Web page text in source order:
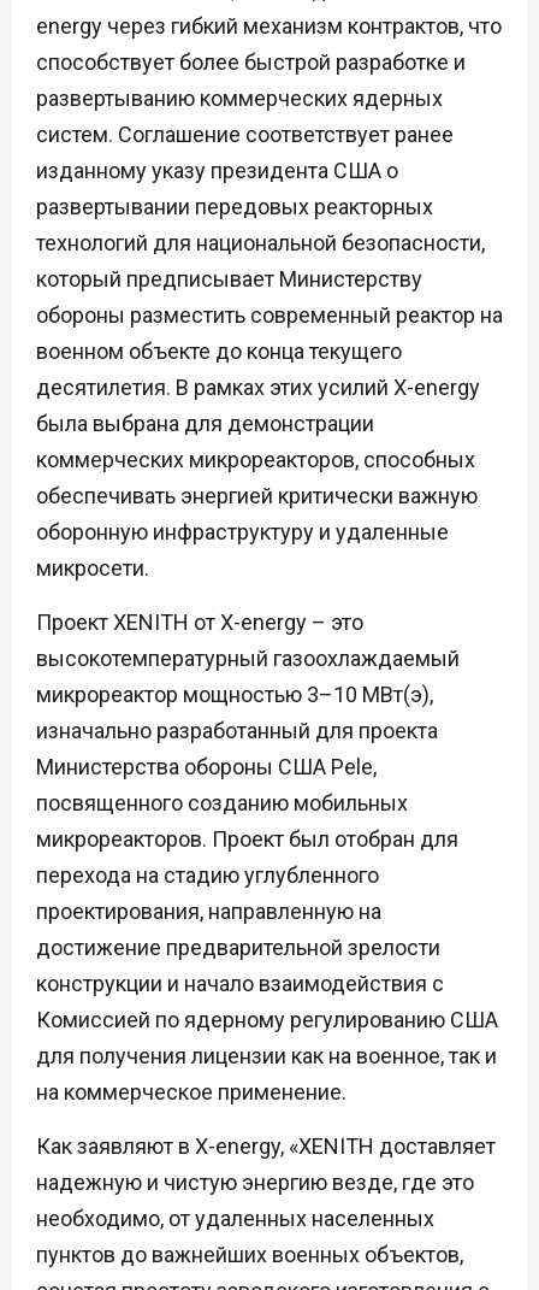
energy через гибкий механизм контрактов, что
способствует более быстрой разработке и
развертыванию коммерческих ядерных
систем. Соглашение соответствует ранее
изданному указу президента США о
развертывании передовых реакторных
технологий для национальной безопасности,
который предписывает Министерству
обороны разместить современный реактор на
военном объекте до конца текущего
десятилетия. В рамках этих усилий X-energy
была выбрана для демонстрации
коммерческих микрореакторов, способных
обеспечивать энергией критически важную
оборонную инфраструктуру и удаленные
микросети.
Проект XENITH от X-energy – это
высокотемпературный газоохлаждаемый
микрореактор мощностью 3–10 МВт(э),
изначально разработанный для проекта
Министерства обороны США Pele,
посвященного созданию мобильных
микрореакторов. Проект был отобран для
перехода на стадию углубленного
проектирования, направленную на
достижение предварительной зрелости
конструкции и начало взаимодействия с
Комиссией по ядерному регулированию США
для получения лицензии как на военное, так и
на коммерческое применение.
Как заявляют в X-energy, «XENITH доставляет
надежную и чистую энергию везде, где это
необходимо, от удаленных населенных
пунктов до важнейших военных объектов,